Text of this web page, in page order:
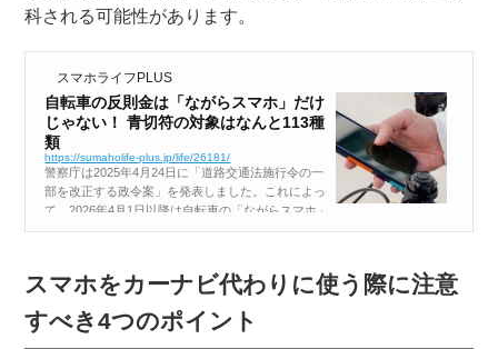
科される可能性があります。
スマホライフPLUS
自転車の反則金は「ながらスマホ」だけ
じゃない！ 青切符の対象はなんと113種
類
https://sumaholife-plus.jp/life/26181/
警察庁は2025年4月24日に「道路交通法施行令の一
部を改正する政令案」を発表しました。これによっ
て、2026年4月1日以降は自転車の「ながらスマホ」
で青切符による1万2,000円の反則金が課せられるこ
スマホをカーナビ代わりに使う際に注意
すべき4つのポイント